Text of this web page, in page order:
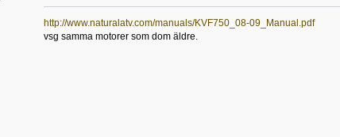
http://www.naturalatv.com/manuals/KVF750_08-09_Manual.pdf
vsg samma motorer som dom äldre.